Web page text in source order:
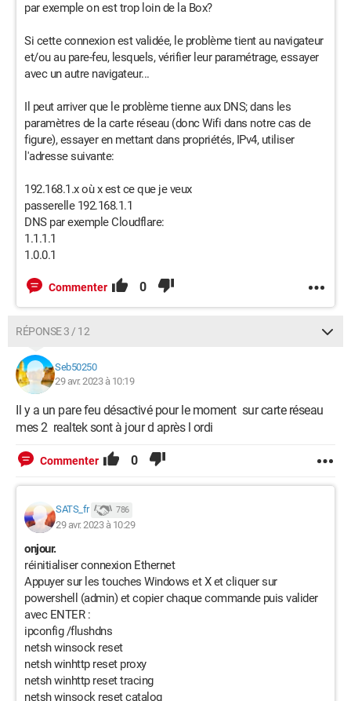
par exemple on est trop loin de la Box?
Si cette connexion est validée, le problème tient au navigateur
et/ou au pare-feu, lesquels, vérifier leur paramétrage, essayer
avec un autre navigateur...
Il peut arriver que le problème tienne aux DNS; dans les
paramètres de la carte réseau (donc Wifi dans notre cas de
figure), essayer en mettant dans propriétés, IPv4, utiliser
l'adresse suivante:
192.168.1.x où x est ce que je veux
passerelle 192.168.1.1
DNS par exemple Cloudflare:
1.1.1.1
1.0.0.1
Commenter 0
RÉPONSE 3 / 12
Seb50250
29 avr. 2023 à 10:19
Il y a un pare feu désactivé pour le moment sur carte réseau
mes 2 realtek sont à jour d après l ordi
Commenter 0
SATS_fr 786
29 avr. 2023 à 10:29
onjour.
réinitialiser connexion Ethernet
Appuyer sur les touches Windows et X et cliquer sur
powershell (admin) et copier chaque commande puis valider
avec ENTER :
ipconfig /flushdns
netsh winsock reset
netsh winhttp reset proxy
netsh winhttp reset tracing
netsh winsock reset catalog